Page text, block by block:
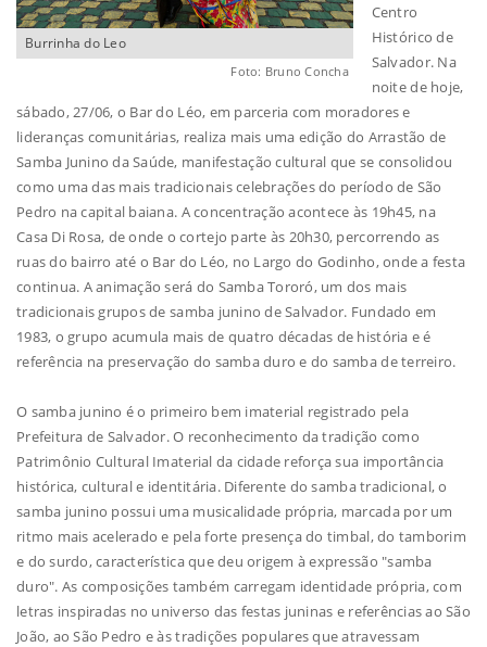
Burrinha do Leo
Foto: Bruno Concha
Centro
Histórico de
Salvador. Na
noite de hoje,
sábado, 27/06, o Bar do Léo, em parceria com moradores e
lideranças comunitárias, realiza mais uma edição do Arrastão de
Samba Junino da Saúde, manifestação cultural que se consolidou
como uma das mais tradicionais celebrações do período de São
Pedro na capital baiana. A concentração acontece às 19h45, na
Casa Di Rosa, de onde o cortejo parte às 20h30, percorrendo as
ruas do bairro até o Bar do Léo, no Largo do Godinho, onde a festa
continua. A animação será do Samba Tororó, um dos mais
tradicionais grupos de samba junino de Salvador. Fundado em
1983, o grupo acumula mais de quatro décadas de história e é
referência na preservação do samba duro e do samba de terreiro.
O samba junino é o primeiro bem imaterial registrado pela
Prefeitura de Salvador. O reconhecimento da tradição como
Patrimônio Cultural Imaterial da cidade reforça sua importância
histórica, cultural e identitária. Diferente do samba tradicional, o
samba junino possui uma musicalidade própria, marcada por um
ritmo mais acelerado e pela forte presença do timbal, do tamborim
e do surdo, característica que deu origem à expressão "samba
duro". As composições também carregam identidade própria, com
letras inspiradas no universo das festas juninas e referências ao São
João, ao São Pedro e às tradições populares que atravessam